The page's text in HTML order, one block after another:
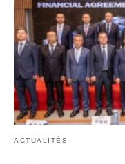
ACTUALITÉS